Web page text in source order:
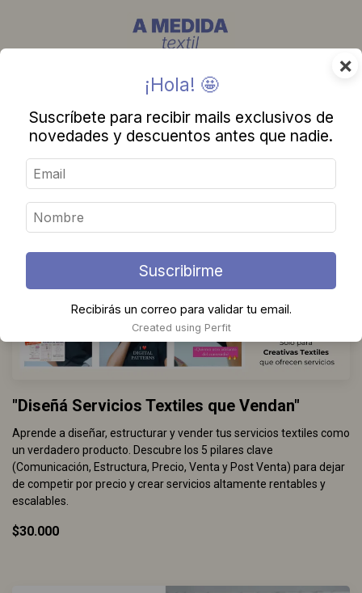
CURSOS
"Diseñá Servicios Textiles que Vendan"
Aprende a diseñar, estructurar y vender tus servicios textiles como
un verdadero producto. Descubre los 5 pilares clave
(Comunicación, Estructura, Precio, Venta y Post Venta) para dejar
de competir por precio y crear servicios altamente rentables y
escalables.
$30.000
×
¡Hola! 🤩
Suscríbete para recibir mails exclusivos de
novedades y descuentos antes que nadie.
Suscribirme
Recibirás un correo para validar tu email.
Created using Perfit